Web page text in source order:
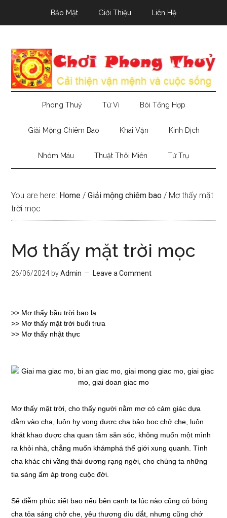
Bảo Mật Giới Thiệu Liên Hệ
Phong Thuỷ Tử Vi Bói Tổng Hợp
Giải Mộng Chiêm Bao Khai Vận Kinh Dịch
Nhóm Máu Thuật Thôi Miên Tứ Trụ
You are here: Home / Giải mộng chiêm bao / Mơ thấy mặt
trời mọc
Mơ thấy mặt trời mọc
26/06/2024 byAdmin Leave a Comment
>> Mơ thấy bầu trời bao la
>> Mơ thấy mặt trời buổi trưa
>> Mơ thấy nhật thực
Mơ thấy mặt trời, cho thấy người nằm mơ có cảm giác dựa
dẫm vào cha, luôn hy vọng được cha bảo bọc chở che, luôn
khát khao được cha quan tâm săn sóc, không muốn một mình
ra khỏi nhà, chẳng muốn khámphá thế giới xung quanh. Tình
cha khác chi vầng thái dương rạng ngời, cho chúng ta những
tia sáng ấm áp trong cuộc đời.
Sẽ diễm phúc xiết bao nếu bên cạnh ta lúc nào cũng có bóng
cha tỏa sáng chở che, yêu thương dìu dắt, nhưng cũng chớ